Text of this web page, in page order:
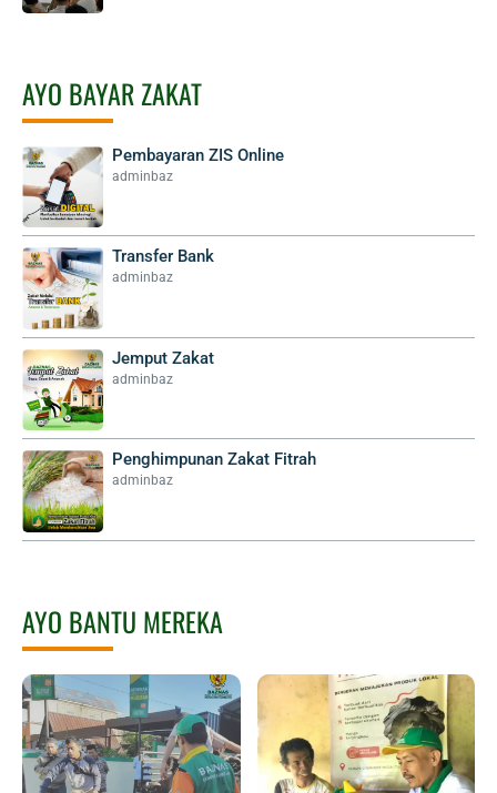
AYO BAYAR ZAKAT
Pembayaran ZIS Online
adminbaz
Transfer Bank
adminbaz
Jemput Zakat
adminbaz
Penghimpunan Zakat Fitrah
adminbaz
AYO BANTU MEREKA